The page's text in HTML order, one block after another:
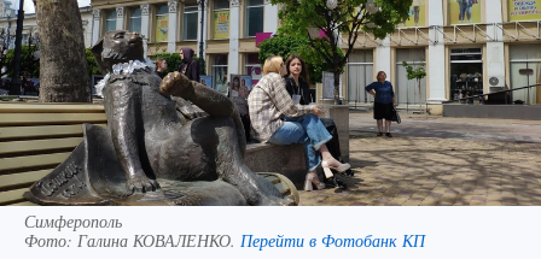
Симферополь
Фото: Галина КОВАЛЕНКО. Перейти в Фотобанк КП